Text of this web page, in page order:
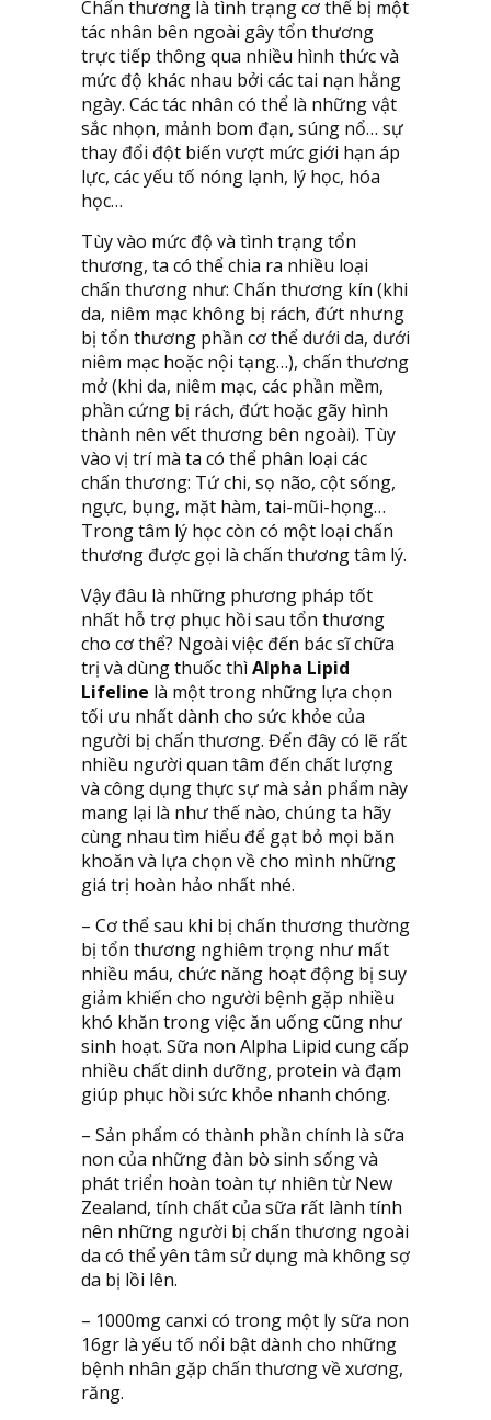
Chấn thương là tình trạng cơ thể bị một
tác nhân bên ngoài gây tổn thương
trực tiếp thông qua nhiều hình thức và
mức độ khác nhau bởi các tai nạn hằng
ngày. Các tác nhân có thể là những vật
sắc nhọn, mảnh bom đạn, súng nổ… sự
thay đổi đột biến vượt mức giới hạn áp
lực, các yếu tố nóng lạnh, lý học, hóa
học…
Tùy vào mức độ và tình trạng tổn
thương, ta có thể chia ra nhiều loại
chấn thương như: Chấn thương kín (khi
da, niêm mạc không bị rách, đứt nhưng
bị tổn thương phần cơ thể dưới da, dưới
niêm mạc hoặc nội tạng…), chấn thương
mở (khi da, niêm mạc, các phần mềm,
phần cứng bị rách, đứt hoặc gãy hình
thành nên vết thương bên ngoài). Tùy
vào vị trí mà ta có thể phân loại các
chấn thương: Tứ chi, sọ não, cột sống,
ngực, bụng, mặt hàm, tai-mũi-họng…
Trong tâm lý học còn có một loại chấn
thương được gọi là chấn thương tâm lý.
Vậy đâu là những phương pháp tốt
nhất hỗ trợ phục hồi sau tổn thương
cho cơ thể? Ngoài việc đến bác sĩ chữa
trị và dùng thuốc thìAlpha Lipid
Lifeline là một trong những lựa chọn
tối ưu nhất dành cho sức khỏe của
người bị chấn thương. Đến đây có lẽ rất
nhiều người quan tâm đến chất lượng
và công dụng thực sự mà sản phẩm này
mang lại là như thế nào, chúng ta hãy
cùng nhau tìm hiểu để gạt bỏ mọi băn
khoăn và lựa chọn về cho mình những
giá trị hoàn hảo nhất nhé.
– Cơ thể sau khi bị chấn thương thường
bị tổn thương nghiêm trọng như mất
nhiều máu, chức năng hoạt động bị suy
giảm khiến cho người bệnh gặp nhiều
khó khăn trong việc ăn uống cũng như
sinh hoạt. Sữa non Alpha Lipid cung cấp
nhiều chất dinh dưỡng, protein và đạm
giúp phục hồi sức khỏe nhanh chóng.
– Sản phẩm có thành phần chính là sữa
non của những đàn bò sinh sống và
phát triển hoàn toàn tự nhiên từ New
Zealand, tính chất của sữa rất lành tính
nên những người bị chấn thương ngoài
da có thể yên tâm sử dụng mà không sợ
da bị lồi lên.
– 1000mg canxi có trong một ly sữa non
16gr là yếu tố nổi bật dành cho những
bệnh nhân gặp chấn thương về xương,
răng.